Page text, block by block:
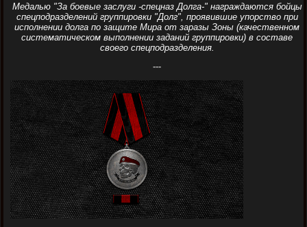
Медалью "За боевые заслуги -спецназ Долга-" награждаются бойцы
спецподразделений группировки "Долг", проявившие упорство при
исполнении долга по защите Мира от заразы Зоны (качественном
систематическом выполнении заданий группировки) в составе
своего спецподразделения.
---